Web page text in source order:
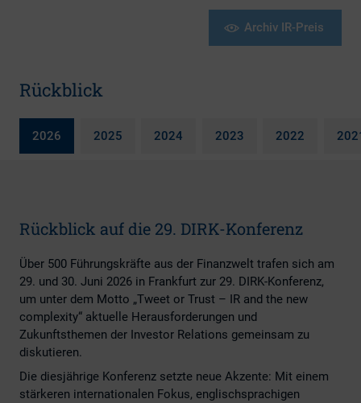
Archiv IR-Preis
Rückblick
2026 2025 2024 2023 2022
Rückblick auf die 29. DIRK-Konferenz
Über 500 Führungskräfte aus der Finanzwelt trafen sich am
29. und 30. Juni 2026 in Frankfurt zur 29. DIRK-Konferenz,
um unter dem Motto „Tweet or Trust – IR and the new
complexity“ aktuelle Herausforderungen und
Zukunftsthemen der Investor Relations gemeinsam zu
diskutieren.
Die diesjährige Konferenz setzte neue Akzente: Mit einem
stärkeren internationalen Fokus, englischsprachigen